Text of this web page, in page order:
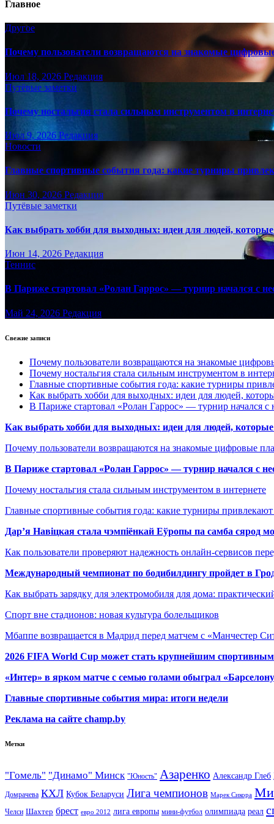
Главное
Другое
Почему пользователи возвращаются на знакомые
Июл 18, 2026 Редакция
Путёвые заметки
Почему ностальгия стала сильным инструментом в
Июл 9, 2026 Редакция
Новости
Главные спортивные события года: какие турниры
Июн 30, 2026 Редакция
Путёвые заметки
Как выбрать хобби для выходных: идеи для людей, которые
Июн 14, 2026 Редакция
Теннис
В Париже стартовал «Ролан Гаррос» — турнир начался с
Май 24, 2026 Редакция
Свежие записи
Почему пользователи возвращаются на знакомые
Почему ностальгия стала сильным инструментом в
Главные спортивные события года: какие турниры
Как выбрать хобби для выходных: идеи для людей,
В Париже стартовал «Ролан Гаррос» — турнир начался с
Как выбрать хобби для выходных: идеи для людей, которые
Почему пользователи возвращаются на знакомые цифровые
В Париже стартовал «Ролан Гаррос» — турнир начался с
Почему ностальгия стала сильным инструментом в интернете
Главные спортивные события года: какие турниры
Дар’я Навіцкая стала чэмпіёнкай Еўропы па самба сярод
Как пользователи проверяют надежность онлайн-сервисов
Международный чемпионат по бодибилдингу пройдет в
Как выбрать зарядку для электромобиля для дома:
Спорт вне стадионов: новая культура болельщиков
Мбаппе возвращается в Мадрид перед матчем с «Манчестер
2026 FIFA World Cup может стать крупнейшим
«Интер» в ярком матче с семью голами обыграл
Главные спортивные события мира: итоги недели
Реклама на сайте champ.by
Метки
"Гомель" "Динамо" Минск "Юность" Азаренко Александр Глеб
Домрачева КХЛ Кубок Беларуси Лига чемпионов Марек Сикора
Челси Шахтер брест евро 2012 лига европы мини-футбол олимпиада реал